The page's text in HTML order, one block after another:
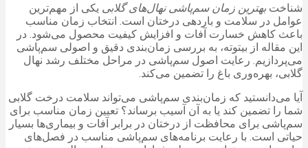
شناخت بهترین زمان سم‌پاشی نهال‌های گلابی یکی از مهم‌ترین
عوامل در سلامت و باردهی درختان است. انتخاب زمان مناسب
باعث کاهش خسارت آفات و افزایش کیفیت محصول می‌شود. در
این مقاله از بیتوته، به بررسی زمان‌بندی دقیق و اصولی سم‌پاشی
می‌پردازیم. رعایت اصول سم‌پاشی در مراحل مختلف رشد نهال
گلابی، بهره‌وری باغ را تضمین می‌کند.
آیا می‌دانستید که زمان‌بندی سم‌پاشی می‌تواند سلامت درخت گلابی
شما را تضمین کند یا به آن آسیب برساند؟ تعیین زمان مناسب برای
سم‌پاشی برای محافظت از درختان در برابر آفات و بیماری‌ها بسیار
حیاتی است. با رعایت برنامه‌های سم‌پاشی مناسب در فصل‌های